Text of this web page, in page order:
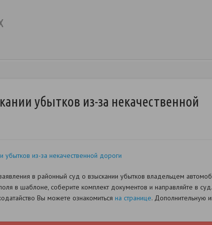
убытков из-за некачественной
убытков из-за некачественной дороги
в районный суд о взыскании убытков владельцем
в шаблоне, соберите комплект документов и направляйте в суд.
Вы можете ознакомиться на странице. Дополнительную